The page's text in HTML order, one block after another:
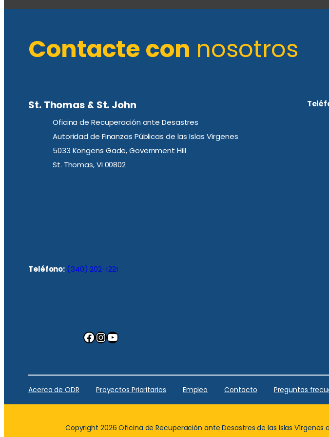
Contacte con nosotros
St. Thomas & St. John
Oficina de Recuperación ante Desastres
Autoridad de Finanzas Públicas de las Islas Vírgenes
5033 Kongens Gade, Government Hill
St. Thomas, VI 00802
Teléfono: (340) 202-1221
Facebook InstagramYouTube
Acerca de ODR Proyectos Prioritarios Empleo Contacto Preguntas
Copyright 2026 Oficina de Recuperación ante Desastres de las Islas Vírgenes